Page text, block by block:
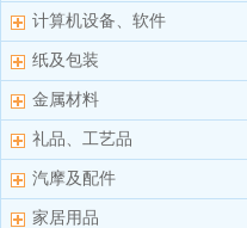
计算机设备、软件
纸及包装
金属材料
礼品、工艺品
汽摩及配件
家居用品